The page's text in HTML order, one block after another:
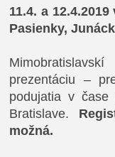
11.4. a
Pasienky,
prezentáciu –
podujatia v
Bratislave.
možná.